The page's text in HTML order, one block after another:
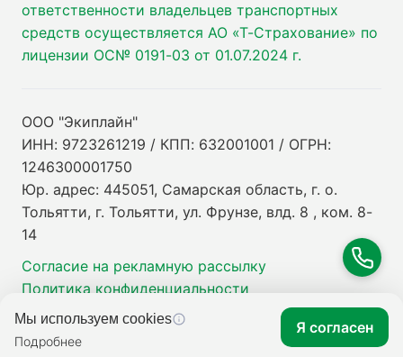
ответственности владельцев транспортных
средств осуществляется АО «Т-Страхование» по
лицензии ОС№ 0191-03 от 01.07.2024 г.
ООО "Экиплайн"
ИНН: 9723261219 / КПП: 632001001 / ОГРН:
1246300001750
Юр. адрес: 445051, Самарская область, г. о.
Тольятти, г. Тольятти, ул. Фрунзе, влд. 8 , ком. 8-
14
Согласие на рекламную рассылку
Политика конфиденциальности
Мы используем cookies
Подробнее
Я согласен